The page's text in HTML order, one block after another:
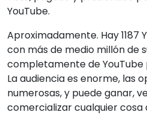
YouTube.
Aproximadamente. Hay 1187
con más de medio millón de
completamente de YouTube
La audiencia es enorme, las
numerosas, y puede ganar,
comercializar cualquier cosa